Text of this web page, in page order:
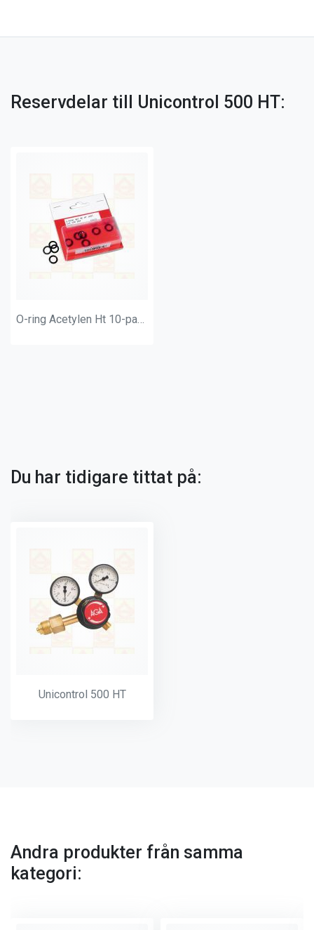
Reservdelar till Unicontrol 500 HT:
O-ring Acetylen Ht 10-pack
Du har tidigare tittat på:
Unicontrol 500 HT
Andra produkter från samma
kategori: